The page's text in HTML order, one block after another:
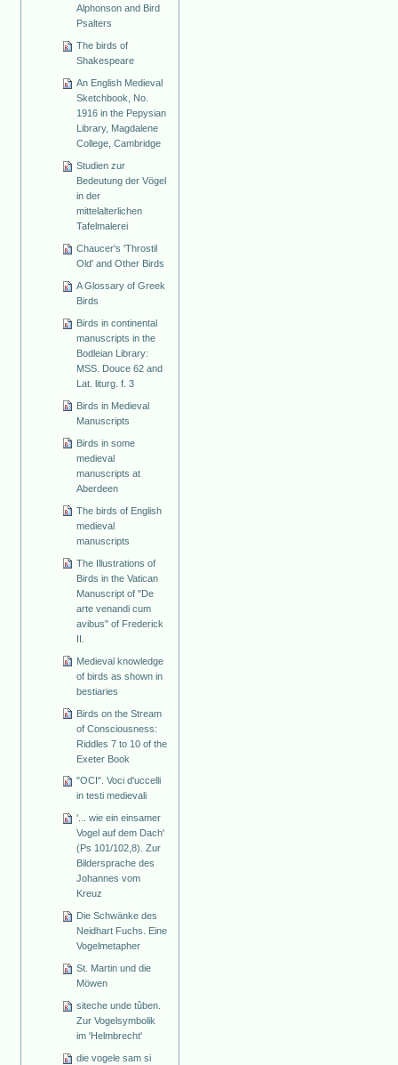
Alphonson and Bird
Psalters
The birds of
Shakespeare
An English Medieval
Sketchbook, No.
1916 in the Pepysian
Library, Magdalene
College, Cambridge
Studien zur
Bedeutung der Vögel
in der
mittelalterlichen
Tafelmalerei
Chaucer's 'Throstil
Old' and Other Birds
A Glossary of Greek
Birds
Birds in continental
manuscripts in the
Bodleian Library:
MSS. Douce 62 and
Lat. liturg. f. 3
Birds in Medieval
Manuscripts
Birds in some
medieval
manuscripts at
Aberdeen
The birds of English
medieval
manuscripts
The Illustrations of
Birds in the Vatican
Manuscript of "De
arte venandi cum
avibus" of Frederick
II.
Medieval knowledge
of birds as shown in
bestiaries
Birds on the Stream
of Consciousness:
Riddles 7 to 10 of the
Exeter Book
"OCI". Voci d'uccelli
in testi medievali
'... wie ein einsamer
Vogel auf dem Dach'
(Ps 101/102,8). Zur
Bildersprache des
Johannes vom
Kreuz
Die Schwänke des
Neidhart Fuchs. Eine
Vogelmetapher
St. Martin und die
Möwen
siteche unde tûben.
Zur Vogelsymbolik
im 'Helmbrecht'
die vogele sam si